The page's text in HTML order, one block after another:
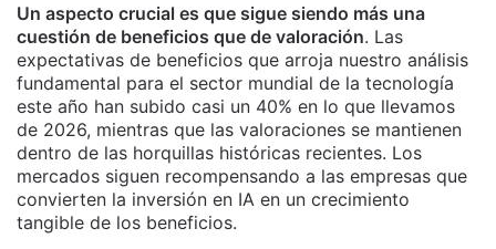
Un aspecto crucial es que sigue siendo más una
cuestión de beneficios que de valoración. Las
expectativas de beneficios que arroja nuestro análisis
fundamental para el sector mundial de la tecnología
este año han subido casi un 40% en lo que llevamos
de 2026, mientras que las valoraciones se mantienen
dentro de las horquillas históricas recientes. Los
mercados siguen recompensando a las empresas que
convierten la inversión en IA en un crecimiento
tangible de los beneficios.